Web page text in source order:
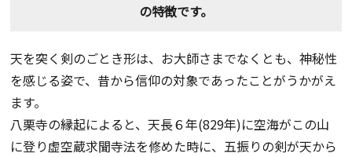
の特徴です。
天を突く剣のごとき形は、お大師さまでなくとも、神秘性
を感じる姿で、昔から信仰の対象であったことがうかがえ
ます。
八栗寺の縁起によると、天長６年(829年)に空海がこの山
に登り虚空蔵求聞寺法を修めた時に、五振りの剣が天から